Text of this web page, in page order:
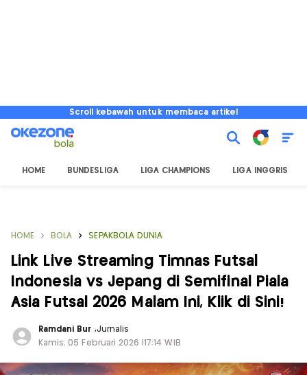
Scroll kebawah untuk membaca artikel
HOME BUNDESLIGA LIGA CHAMPIONS LIGA INGGRIS
HOME BOLA SEPAKBOLA DUNIA
Link Live Streaming Timnas Futsal
Indonesia vs Jepang di Semifinal Piala
Asia Futsal 2026 Malam Ini, Klik di Sini!
Ramdani Bur ,Jurnalis
Kamis, 05 Februari 2026 |17:14 WIB